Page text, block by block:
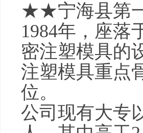
★★宁海县第
1984年，座落
密注塑模具的
注塑模具重点
位。
公司现有大专